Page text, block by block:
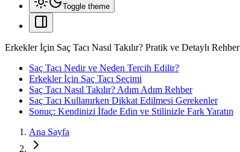
Toggle theme
Erkekler İçin Saç Tacı Nasıl Takılır? Pratik ve Detaylı Rehber
Saç Tacı Nedir ve Neden Tercih Edilir?
Erkekler İçin Saç Tacı Seçimi
Saç Tacı Nasıl Takılır? Adım Adım Rehber
Saç Tacı Kullanırken Dikkat Edilmesi Gerekenler
Sonuç: Kendinizi İfade Edin ve Stilinizle Fark Yaratın
Ana Sayfa